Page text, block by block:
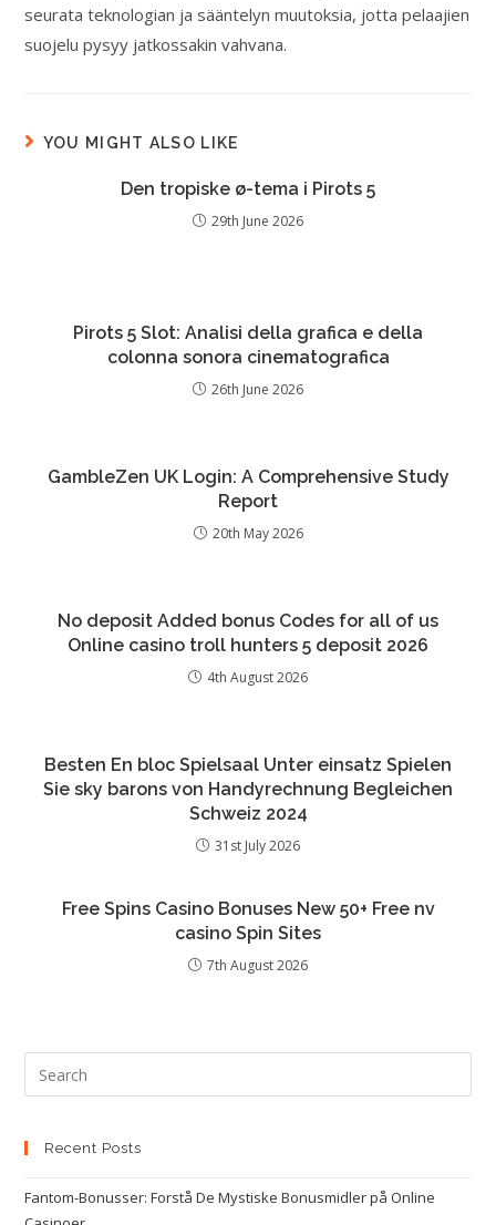
seurata teknologian ja sääntelyn muutoksia, jotta pelaajien
suojelu pysyy jatkossakin vahvana.
YOU MIGHT ALSO LIKE
Den tropiske ø-tema i Pirots 5
29th June 2026
Pirots 5 Slot: Analisi della grafica e della
colonna sonora cinematografica
26th June 2026
GambleZen UK Login: A Comprehensive Study
Report
20th May 2026
No deposit Added bonus Codes for all of us
Online casino troll hunters 5 deposit 2026
4th August 2026
Besten En bloc Spielsaal Unter einsatz Spielen
Sie sky barons von Handyrechnung Begleichen
Schweiz 2024
31st July 2026
Free Spins Casino Bonuses New 50+ Free nv
casino Spin Sites
7th August 2026
Recent Posts
Fantom-Bonusser: Forstå De Mystiske Bonusmidler på Online